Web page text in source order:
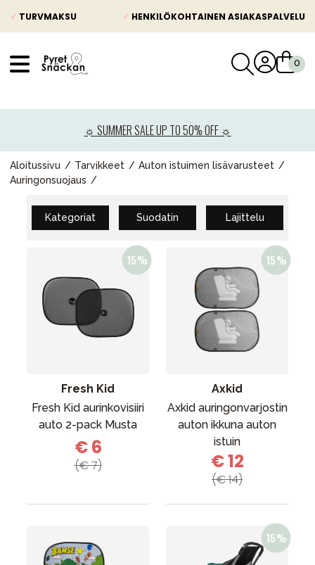
✓ TURVMAKSU ✓ HENKILÖKOHTAINEN ASIAKASPALVELU
☼ SUMMER SALE UP TO 50% OFF ☼
Aloitussivu Tarvikkeet
Auton istuimen lisävarusteet
Auringonsuojaus
Kategoriat Suodatin Lajittelu
Fresh Kid
Fresh Kid aurinkovisiiri
auto 2-pack Musta
€ 6
(€ 7)
Axkid
Axkid auringonvarjostin
auton ikkuna auton
istuin
€ 12
(€ 14)
Lastenvaunut
Lasten turvaistuimet
Lapsi & vauva
Lelut ja pelit
Äiti & Isä
Huonekalut & vuodevaatteet
Tarvikkeet
Lahjavinkkejä
Suosikit
Ota meihin yhteyttä osoitteessa